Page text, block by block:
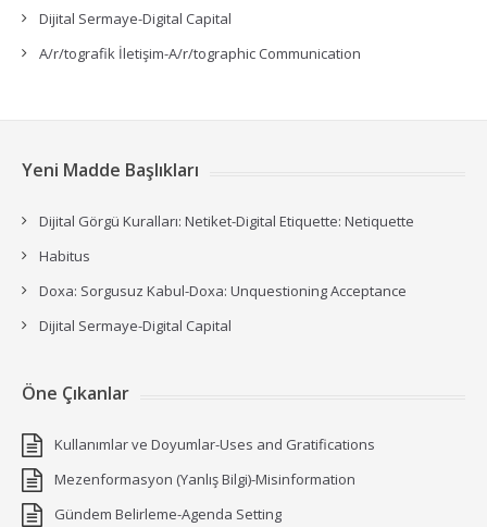
Dijital Sermaye-Digital Capital
A/r/tografik İletişim-A/r/tographic Communication
Yeni Madde Başlıkları
Dijital Görgü Kuralları: Netiket-Digital Etiquette: Netiquette
Habitus
Doxa: Sorgusuz Kabul-Doxa: Unquestioning Acceptance
Dijital Sermaye-Digital Capital
Öne Çıkanlar
Kullanımlar ve Doyumlar-Uses and Gratifications
Mezenformasyon (Yanlış Bilgi)-Misinformation
Gündem Belirleme-Agenda Setting